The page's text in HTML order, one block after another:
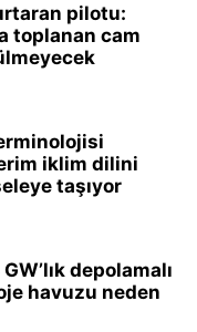
pilotu:
toplanan cam
iklim dilini
taşıyor
depolamalı
havuzu neden